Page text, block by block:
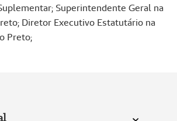
Superintendente Geral na
Diretor Executivo Estatutário na
Preto;